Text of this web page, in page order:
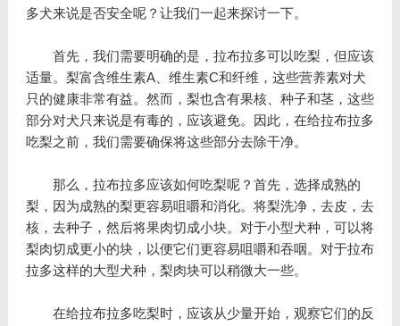
多犬来说是否安全呢？让我们一起来探讨一下。
首先，我们需要明确的是，拉布拉多可以吃梨，但应该
适量。梨富含维生素A、维生素C和纤维，这些营养素对犬
只的健康非常有益。然而，梨也含有果核、种子和茎，这些
部分对犬只来说是有毒的，应该避免。因此，在给拉布拉多
吃梨之前，我们需要确保将这些部分去除干净。
那么，拉布拉多应该如何吃梨呢？首先，选择成熟的
梨，因为成熟的梨更容易咀嚼和消化。将梨洗净，去皮，去
核，去种子，然后将果肉切成小块。对于小型犬种，可以将
梨肉切成更小的块，以便它们更容易咀嚼和吞咽。对于拉布
拉多这样的大型犬种，梨肉块可以稍微大一些。
在给拉布拉多吃梨时，应该从少量开始，观察它们的反